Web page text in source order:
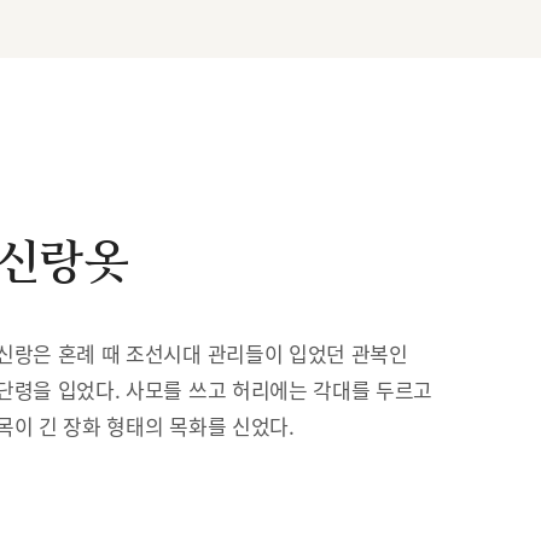
랑옷
랑은 혼례 때 조선시대 관리들이 입었던 관복인
령을 입었다. 사모를 쓰고 허리에는 각대를 두르고
이 긴 장화 형태의 목화를 신었다.